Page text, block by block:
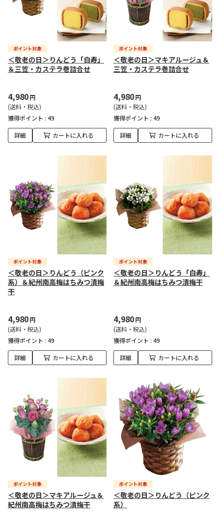
＜敬老の日＞りんどう「白寿」
＆三笠・カステラ巻詰合せ
4,980円
(送料・税込)
獲得ポイント : 49
詳細 カートに入れる
＜敬老の日＞マキアルージュ＆
三笠・カステラ巻詰合せ
4,980円
(送料・税込)
獲得ポイント : 49
詳細 カートに入れる
＜敬老の日＞りんどう（ピンク
系）＆紀州南高梅はちみつ漬梅
干
4,980円
(送料・税込)
獲得ポイント : 49
詳細 カートに入れる
＜敬老の日＞りんどう「白寿」
＆紀州南高梅はちみつ漬梅干
4,980円
(送料・税込)
獲得ポイント : 49
詳細 カートに入れる
＜敬老の日＞マキアルージュ＆
紀州南高梅はちみつ漬梅干
＜敬老の日＞りんどう（ピンク
系）